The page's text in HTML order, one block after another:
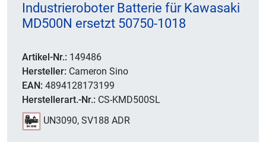
Industrieroboter Batterie für Kawasaki
MD500N ersetzt 50750-1018
Artikel-Nr.: 149486
Hersteller: Cameron Sino
EAN: 4894128173199
Herstellerart.-Nr.: CS-KMD500SL
UN3090, SV188 ADR